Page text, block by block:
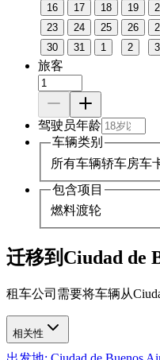
16
17 18 19
23
24 25 26
30
31 1 2 3
旅客
驾驶员年龄
车辆类别
所有车辆轿车房车
包含项目
燃料渡轮
迁移到Ciudad de
租车公司需要将车辆从
相关性